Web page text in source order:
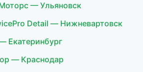
— Ульяновск
Detail — Нижневартовск
Екатеринбург
— Краснодар